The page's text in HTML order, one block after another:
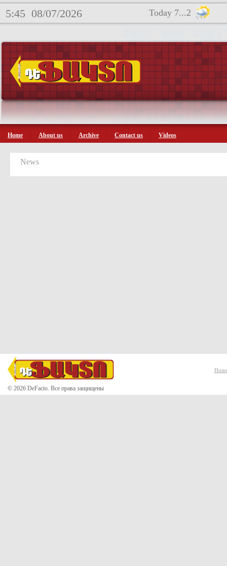
5:45 08/07/2026 Today 7...2
Home About us Archive Contact us Videos
News
© 2026 DeFacto. Все права защищены